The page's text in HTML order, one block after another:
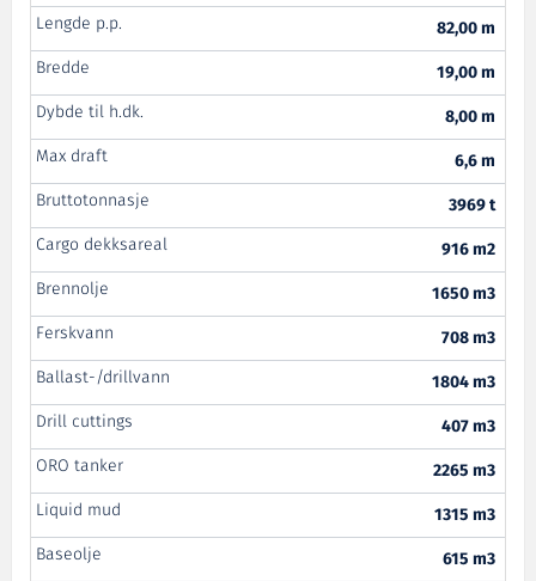
Lengde p.p.
82,00 m
Bredde
19,00 m
Dybde til h.dk.
8,00 m
Max draft
6,6 m
Bruttotonnasje
3969 t
Cargo dekksareal
916 m2
Brennolje
1650 m3
Ferskvann
708 m3
Ballast-/drillvann
1804 m3
Drill cuttings
407 m3
ORO tanker
2265 m3
Liquid mud
1315 m3
Baseolje
615 m3